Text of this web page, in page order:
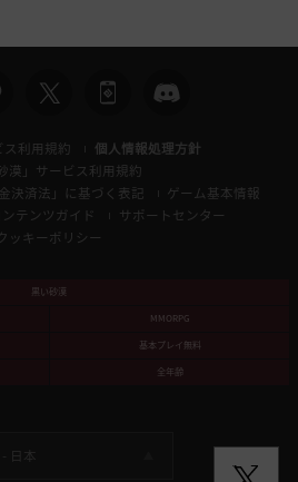
ス利用規約
個人情報処理方針
漠」サービス利用規約
決済法」に基づく表記
ゲーム基本情報
テンツガイド
サポートセンター
クッキーポリシー
黒い砂漠
MMORPG
基本プレイ無料
全年齢
日本